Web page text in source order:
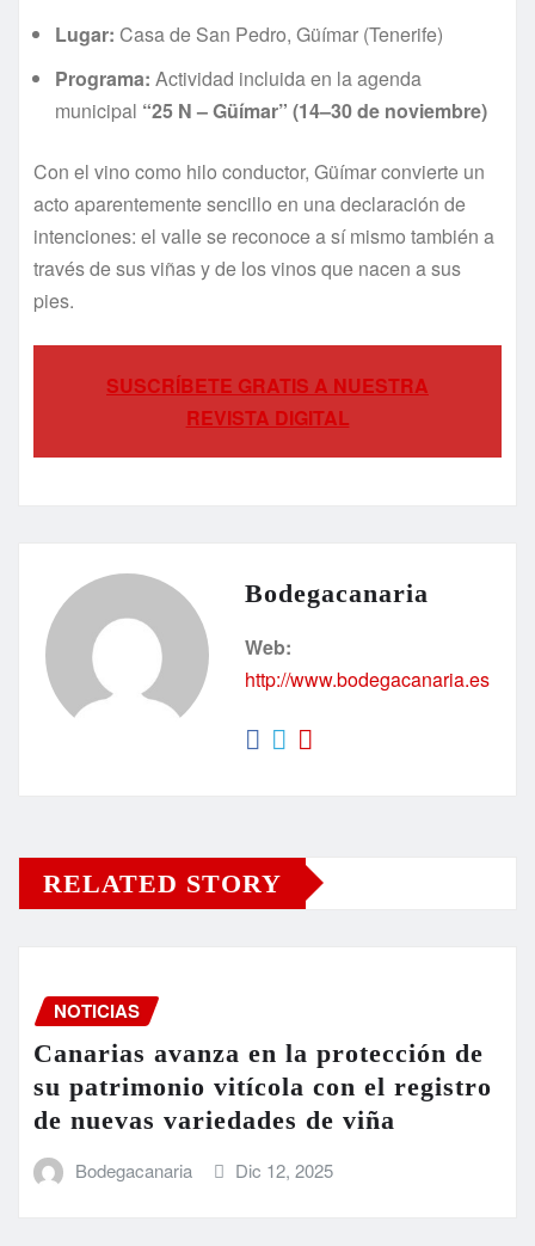
Lugar: Casa de San Pedro, Güímar (Tenerife)
Programa: Actividad incluida en la agenda
municipal “25 N – Güímar” (14–30 de noviembre)
Con el vino como hilo conductor, Güímar convierte un
acto aparentemente sencillo en una declaración de
intenciones: el valle se reconoce a sí mismo también a
través de sus viñas y de los vinos que nacen a sus
pies.
SUSCRÍBETE GRATIS A NUESTRA
REVISTA DIGITAL
Bodegacanaria
Web:
http://www.bodegacanaria.es
RELATED STORY
NOTICIAS
Canarias avanza en la protección de
su patrimonio vitícola con el registro
de nuevas variedades de viña
Bodegacanaria Dic 12, 2025